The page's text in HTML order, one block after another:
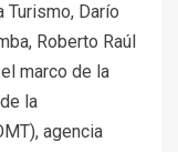
Turismo, Darío
Roberto Raúl
marco de la
la
agencia